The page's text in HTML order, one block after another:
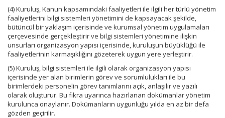
(4) Kuruluş, Kanun kapsamındaki faaliyetleri ile ilgili her türlü yönetim
faaliyetlerini bilgi sistemleri yönetimini de kapsayacak şekilde,
bütüncül bir yaklaşım içerisinde ve kurumsal yönetim uygulamaları
çerçevesinde gerçekleştirir ve bilgi sistemleri yönetimine ilişkin
unsurları organizasyon yapısı içerisinde, kuruluşun büyüklüğü ile
faaliyetlerinin karmaşıklığını gözeterek uygun yere yerleştirir.
(5) Kuruluş, bilgi sistemleri ile ilgili olarak organizasyon yapısı
içerisinde yer alan birimlerin görev ve sorumlulukları ile bu
birimlerdeki personelin görev tanımlarını açık, anlaşılır ve yazılı
olarak oluşturur. Bu fıkra uyarınca hazırlanan dokümanlar yönetim
kurulunca onaylanır. Dokümanların uygunluğu yılda en az bir defa
gözden geçirilir.